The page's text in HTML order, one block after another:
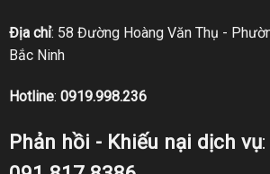
Địa chỉ: 58 Đường Hoàng Văn Thụ -
Bắc Ninh
Hotline: 0919.998.236
Phản hồi - Khiếu nại dịch vụ: